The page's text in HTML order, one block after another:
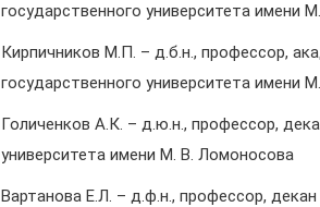
государственного университета имени
Кирпичников М.П. – д.б.н., профессор,
государственного университета имени
Голиченков А.К. – д.ю.н., профессор,
университета имени М. В. Ломоносова
Вартанова Е.Л. – д.ф.н., профессор,